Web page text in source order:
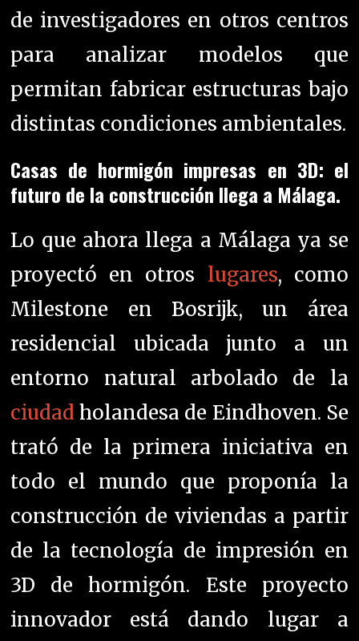
de investigadores en otros centros
para analizar modelos que
permitan fabricar estructuras bajo
distintas condiciones ambientales.
Casas de hormigón impresas en 3D: el
futuro de la construcción llega a Málaga.
Lo que ahora llega a Málaga ya se
proyectó en otros lugares, como
Milestone en Bosrijk, un área
residencial ubicada junto a un
entorno natural arbolado de la
ciudad holandesa de Eindhoven. Se
trató de la primera iniciativa en
todo el mundo que proponía la
construcción de viviendas a partir
de la tecnología de impresión en
3D de hormigón. Este proyecto
innovador está dando lugar a